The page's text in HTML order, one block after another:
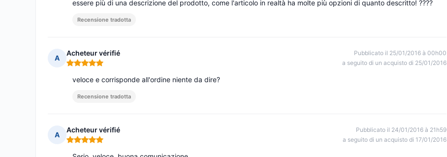
essere più di una descrizione del prodotto, come l'articolo in realtà ha molte più opzioni di quanto descritto! ????
Recensione tradotta
A
Acheteur vérifié
Nota: 5 su 5
Pubblicato il 25/01/2016 à 00h00
a seguito di un acquisto di 25/01/2016
veloce e corrisponde all'ordine niente da dire?
Recensione tradotta
A
Acheteur vérifié
Nota: 5 su 5
Pubblicato il 24/01/2016 à 21h59
a seguito di un acquisto di 17/01/2016